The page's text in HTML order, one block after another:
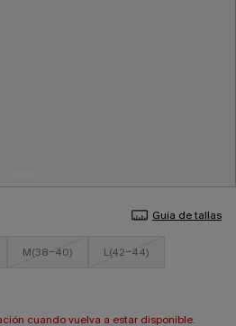
Guía de tallas
M(38-40) L(42-44)
cuando vuelva a estar disponible.